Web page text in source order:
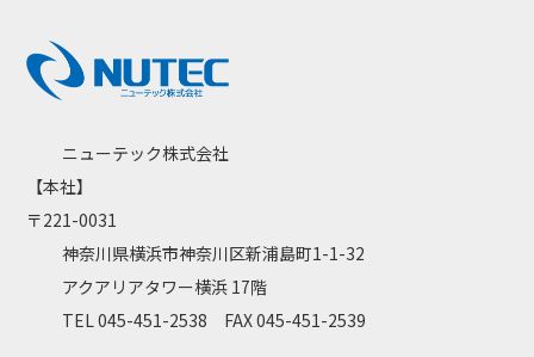
ニューテック株式会社
【本社】
〒221-0031
神奈川県横浜市神奈川区新浦島町1-1-32
アクアリアタワー横浜 17階
TEL 045-451-2538 FAX 045-451-2539